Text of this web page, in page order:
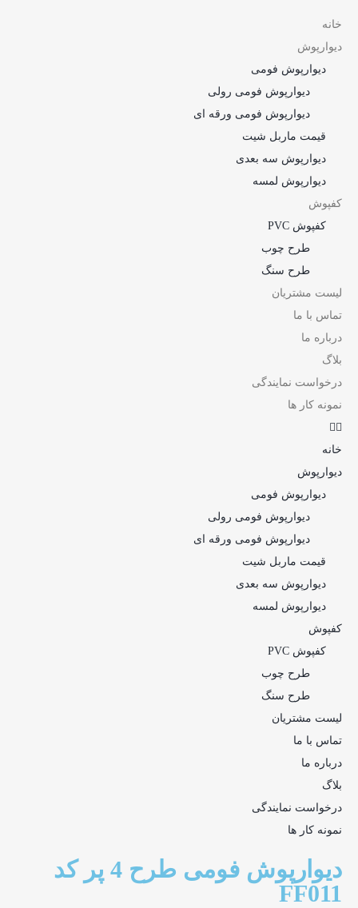
خانه
دیوارپوش
دیوارپوش فومی
دیوارپوش فومی رولی
دیوارپوش فومی ورقه ای
قیمت ماربل شیت
دیوارپوش سه بعدی
دیوارپوش لمسه
کفپوش
کفپوش PVC
طرح چوب
طرح سنگ
لیست مشتریان
تماس با ما
درباره ما
بلاگ
درخواست نمایندگی
نمونه کار ها
خانه
دیوارپوش
دیوارپوش فومی
دیوارپوش فومی رولی
دیوارپوش فومی ورقه ای
قیمت ماربل شیت
دیوارپوش سه بعدی
دیوارپوش لمسه
کفپوش
کفپوش PVC
طرح چوب
طرح سنگ
لیست مشتریان
تماس با ما
درباره ما
بلاگ
درخواست نمایندگی
نمونه کار ها
دیوارپوش فومی طرح 4 پر کد
FF011